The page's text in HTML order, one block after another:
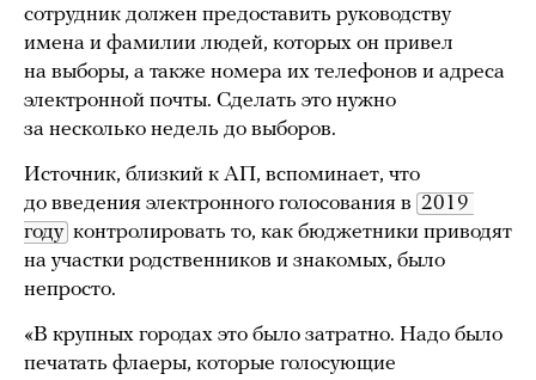
сотрудник должен предоставить руководству
имена и фамилии людей, которых он привел
на выборы, а также номера их телефонов и адреса
электронной почты. Сделать это нужно
за несколько недель до выборов.
Источник, близкий к АП, вспоминает, что
до введения электронного голосования в 2019
году контролировать то, как бюджетники приводят
на участки родственников и знакомых, было
непросто.
«В крупных городах это было затратно. Надо было
печатать флаеры, которые голосующие